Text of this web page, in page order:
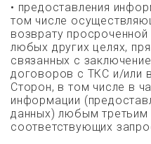
• предоставления
том числе
возврату
любых других целях,
связанных с
договоров с ТКС и/или
Сторон, в том числе в
информации
данных) любым третьим
соответствующих